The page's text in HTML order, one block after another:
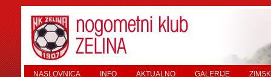
NASLOVNICA INFO AKTUALNO GALERIJE